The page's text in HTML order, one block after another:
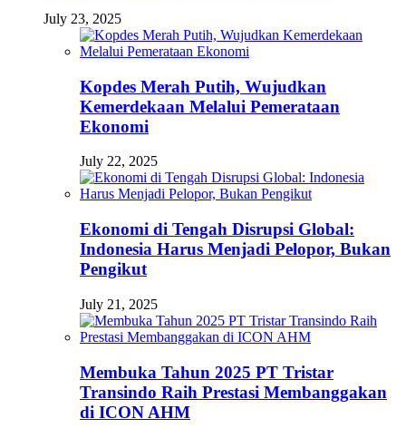
July 23, 2025
Kopdes Merah Putih, Wujudkan
Kemerdekaan Melalui Pemerataan
Ekonomi
July 22, 2025
Ekonomi di Tengah Disrupsi Global:
Indonesia Harus Menjadi Pelopor, Bukan
Pengikut
July 21, 2025
Membuka Tahun 2025 PT Tristar
Transindo Raih Prestasi Membanggakan
di ICON AHM